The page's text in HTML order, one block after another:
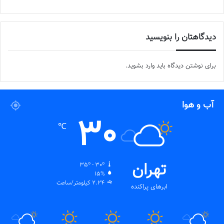
دیدگاهتان را بنویسید
برای نوشتن دیدگاه باید وارد بشوید.
آب و هوا
تهران
ابرهای پراکنده
30
℃
35º - 30º
15%
2.24 کیلومتر/ساعت